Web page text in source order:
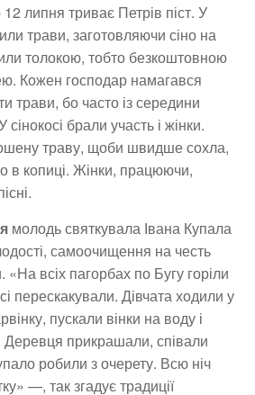
липня триває Петрів піст. У
трави, заготовляючи сіно на
толокою, тобто безкоштовною
Кожен господар намагався
трави, бо часто із середини
брали участь і жінки.
траву, щоби швидше сохла,
в копиці. Жінки, працюючи,
молодь святкувала Івана Купала
самоочищення на честь
всіх пагорбах по Бугу горіли
перескакували. Дівчата ходили у
пускали вінки на воду і
Деревця прикрашали, співали
робили з очерету. Всю ніч
—, так згадує традиції